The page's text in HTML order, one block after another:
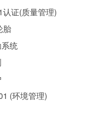
认证(质量管理)
胎
统
(环境管理)